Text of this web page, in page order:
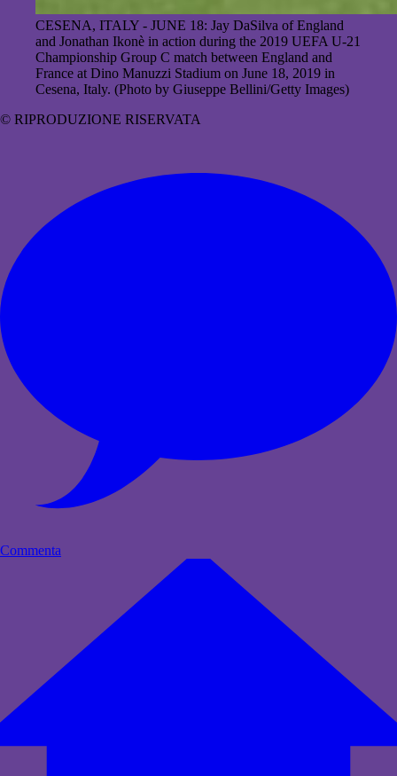
CESENA, ITALY - JUNE 18: Jay DaSilva of England
and Jonathan Ikonè in action during the 2019 UEFA U-21
Championship Group C match between England and
France at Dino Manuzzi Stadium on June 18, 2019 in
Cesena, Italy. (Photo by Giuseppe Bellini/Getty Images)
© RIPRODUZIONE RISERVATA
Commenta